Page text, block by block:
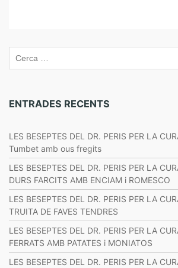
M
P
O
A
ENTRADES RECENTS
LES BESEPTES DEL DR. PERIS PER LA
Tumbet amb ous fregits
LES BESEPTES DEL DR. PERIS PER LA
DURS FARCITS AMB ENCIAM i ROMESCO
LES BESEPTES DEL DR. PERIS PER LA
TRUITA DE FAVES TENDRES
LES BESEPTES DEL DR. PERIS PER LA
FERRATS AMB PATATES i MONIATOS
LES BESEPTES DEL DR. PERIS PER LA